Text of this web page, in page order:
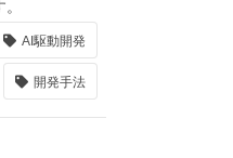
AI駆動開発
開発手法